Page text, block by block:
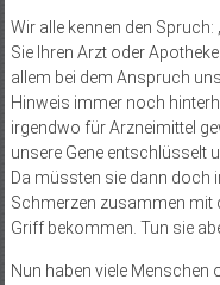
Wir alle kennen den
Sie Ihren Arzt oder
allem bei dem Anspruch
Hinweis immer noch
irgendwo für Arzneimittel
unsere Gene entschlüsselt
Da müssten sie dann doch
Schmerzen zusammen mit
Griff bekommen. Tun sie
Nun haben viele Menschen